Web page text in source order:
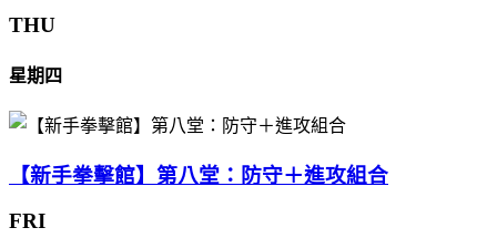
THU
星期四
【新手拳擊館】第八堂：防守＋進攻組合
FRI